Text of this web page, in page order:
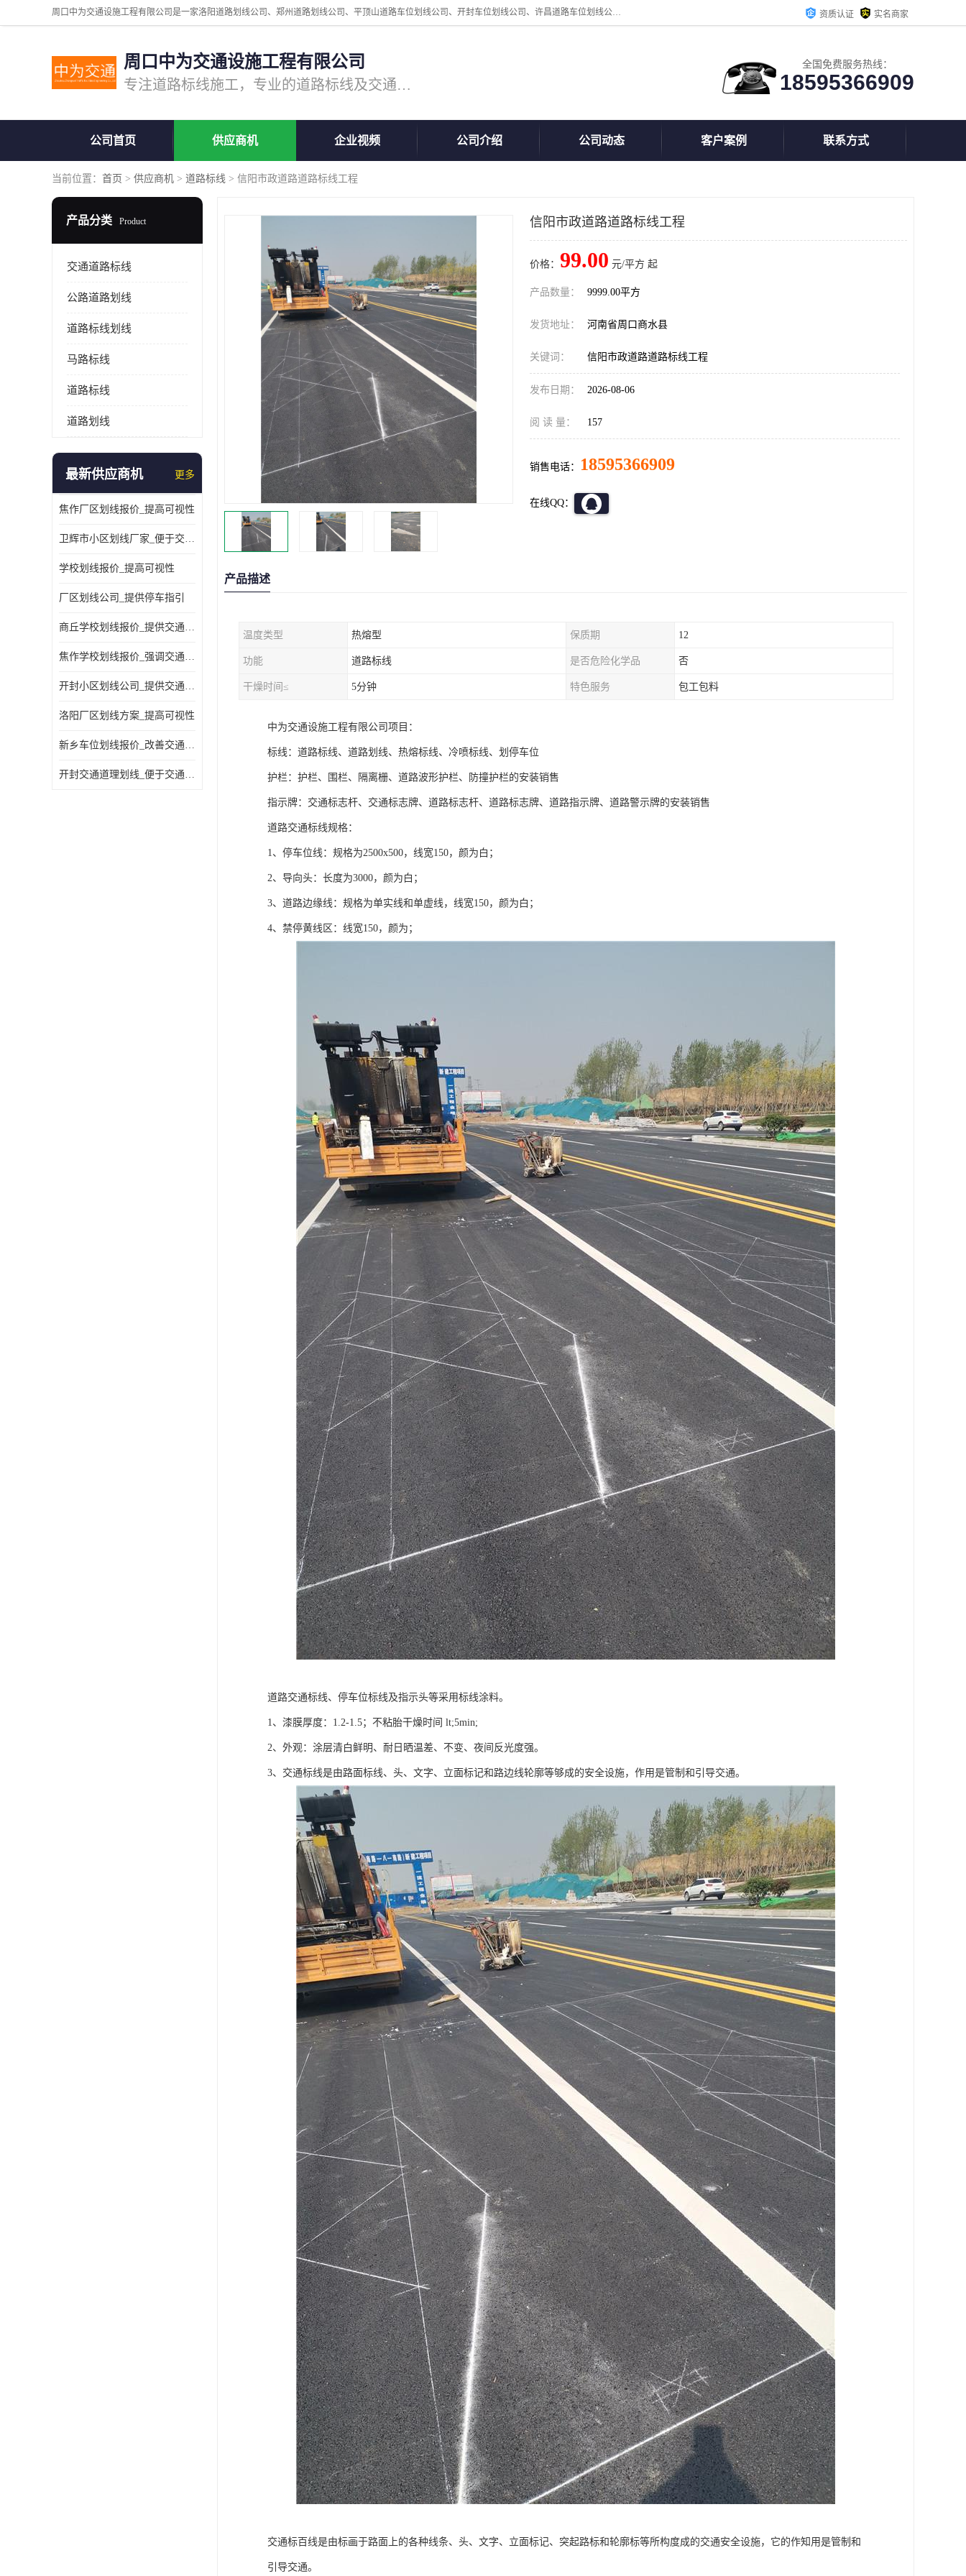
周口中为交通设施工程有限公司是一家洛阳道路划线公司、郑州道路划线公司、平顶山道路车位划线公司、开封车位划线公司、许昌道路车位划线公司、漯河道路车位划线公司，公司始终坚持“诚信、匠心、专注”的宗旨；我们的经营理念是：的服务。 资质认证 实名商家
周口中为交通设施工程有限公司
专注道路标线施工，专业的道路标线及交通设施施工服务商!
全国免费服务热线：
18595366909
公司首页 供应商机 企业视频 公司介绍 公司动态 客户案例 联系方式
当前位置： 首页 > 供应商机 > 道路标线 > 信阳市政道路道路标线工程
产品分类 Product
交通道路标线
公路道路划线
道路标线划线
马路标线
道路标线
道路划线
最新供应商机 更多
焦作厂区划线报价_提高可视性
卫辉市小区划线厂家_便于交通管理
学校划线报价_提高可视性
厂区划线公司_提供停车指引
商丘学校划线报价_提供交通信息
焦作学校划线报价_强调交通规则
开封小区划线公司_提供交通信息
洛阳厂区划线方案_提高可视性
新乡车位划线报价_改善交通效率
开封交通道理划线_便于交通管理
信阳市政道路道路标线工程
价格： 99.00 元/平方 起
产品数量： 9999.00平方
发货地址： 河南省周口商水县
关键词： 信阳市政道路道路标线工程
发布日期： 2026-08-06
阅 读 量： 157
销售电话： 18595366909
在线QQ：
产品描述
温度类型 热熔型 保质期 12
功能 道路标线 是否危险化学品 否
干燥时间≤ 5分钟 特色服务 包工包料
中为交通设施工程有限公司项目：
标线：道路标线、道路划线、热熔标线、冷喷标线、划停车位
护栏：护栏、围栏、隔离栅、道路波形护栏、防撞护栏的安装销售
指示牌：交通标志杆、交通标志牌、道路标志杆、道路标志牌、道路指示牌、道路警示牌的安装销售
道路交通标线规格：
1、停车位线：规格为2500x500，线宽150，颜为白；
2、导向头：长度为3000，颜为白；
3、道路边缘线：规格为单实线和单虚线，线宽150，颜为白；
4、禁停黄线区：线宽150，颜为；
道路交通标线、停车位标线及指示头等采用标线涂料。
1、漆膜厚度：1.2-1.5；不粘胎干燥时间 lt;5min;
2、外观：涂层清白鲜明、耐日晒温差、不变、夜间反光度强。
3、交通标线是由路面标线、头、文字、立面标记和路边线轮廓等够成的安全设施，作用是管制和引导交通。
交通标百线是由标画于路面上的各种线条、头、文字、立面标记、突起路标和轮廓标等所构度成的交通安全设施，它的作知用是管制和
引导交通。